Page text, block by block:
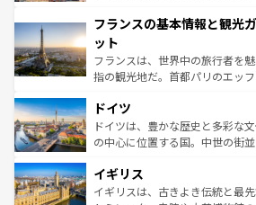
ませてくれるイタリアで、忘れ
なお、新着のイタリア情報は
しい。
文化が根付くこの国では、情熱
れる闘牛、そして美味しいタパ
る。首都マドリードの洗練され
アートに溢れた街角から、地方
せる。地方によって風土や気候
性で訪れる
ンテンツ一覧を参照してほしい。
フランスの基本情報と観光
ット
フランスは、世界中の旅行者を
指の観光地だ。首都パリのエッ
で、幅広い魅力が詰まっている
聖堂、美しいビーチ、そして豊
から魅了する。また、フランス
いる。シャンパンの発祥地であ
香り高いラベンダー畑など、多
ドイツ
ドイツは、豊かな歴史と多彩な
の中心に位置する国。中世の街
顔を持つこの国は、どこを歩い
ルリンの文化的活気、バイエル
イギリス
イギリスは、古きよき伝統と最